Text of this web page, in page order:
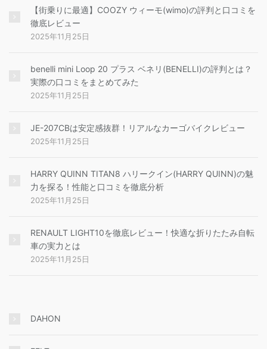
【街乗りに最適】COOZY ウィーモ(wimo)の評判と口コミを
徹底レビュー
2025年11月25日
benelli mini Loop 20 プラス ベネリ(BENELLI)の評判とは？
実際の口コミをまとめてみた
2025年11月25日
JE-207CBは安定感抜群！リアルなカーゴバイクレビュー
2025年11月25日
HARRY QUINN TITAN8 ハリークイン(HARRY QUINN)の魅
力を探る！性能と口コミを徹底分析
2025年11月25日
RENAULT LIGHT10を徹底レビュー！快適な折りたたみ自転
車の実力とは
2025年11月25日
DAHON